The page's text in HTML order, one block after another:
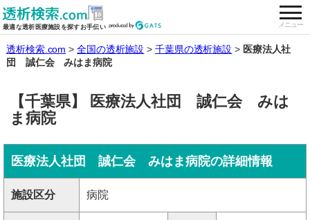
最適な透析医療施設を探すお手伝い メニュー
全国の透析施設を検索する
透析検索.com 全国の透析施設 千葉県の透析施設
医療法人社
団 誠仁会 みはま病院
【千葉県】 医療法人社団 誠仁会 みは
ま病院
医療法人社団 誠仁会 みはま病院の詳細情報
施設区分 病院